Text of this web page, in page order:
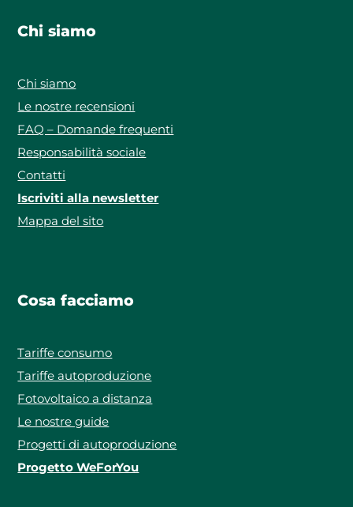
Chi siamo
Chi siamo
Le nostre recensioni
FAQ – Domande frequenti
Responsabilità sociale
Contatti
Iscriviti alla newsletter
Mappa del sito
Cosa facciamo
Tariffe consumo
Tariffe autoproduzione
Fotovoltaico a distanza
Le nostre guide
Progetti di autoproduzione
Progetto WeForYou